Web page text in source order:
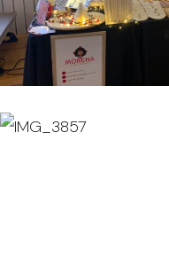
IMG_3857